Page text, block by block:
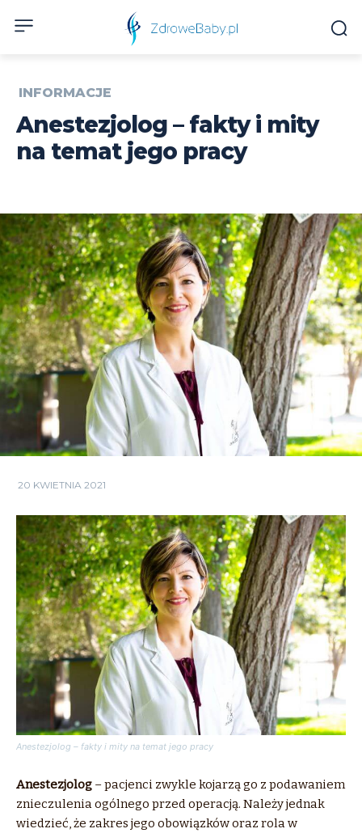
INFORMACJE
Anestezjolog – fakty i mity
na temat jego pracy
20 KWIETNIA 2021
Anestezjolog – fakty i mity na temat jego pracy
Anestezjolog – pacjenci zwykle kojarzą go z podawaniem
znieczulenia ogólnego przed operacją. Należy jednak
wiedzieć, że zakres jego obowiązków oraz rola w